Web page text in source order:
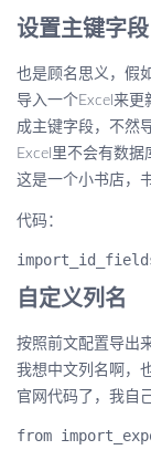
设置主键字段
也是顾名思义，假
导入一个Excel来更
成主键字段，不然
Excel里不会有数据
这是一个小书店，
代码：
自定义列名
按照前文配置导出
我想中文列名啊，
官网代码了，我自
from